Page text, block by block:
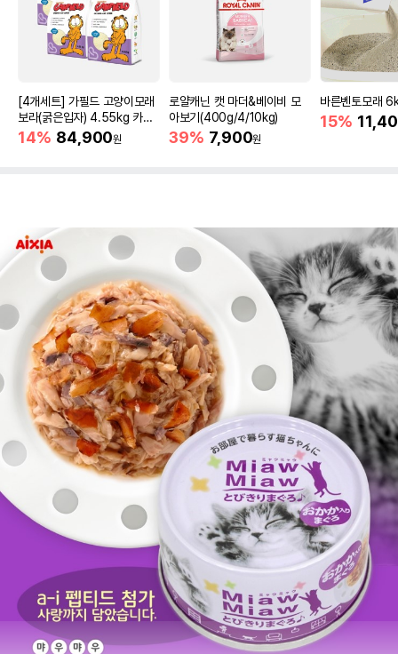
[4개세트] 가필드 고양이모래
보라(굵은입자) 4.55kg 카사
바모래
14% 84,900원
로얄캐닌 캣 마더&베이비 모
아보기(400g/4/10kg)
39% 7,900원
바른벤토모래
15%